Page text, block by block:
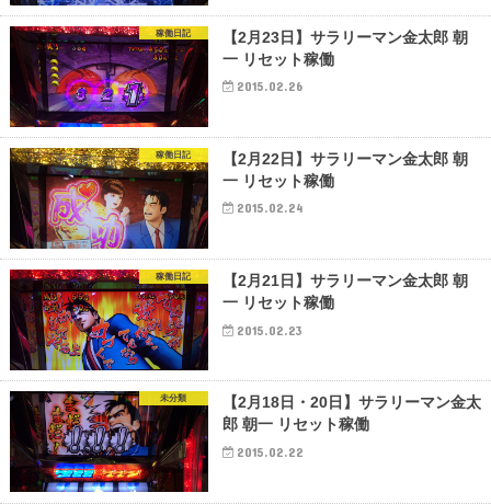
稼働日記
【2月23日】サラリーマン金太郎 朝
一 リセット稼働
2015.02.26
稼働日記
【2月22日】サラリーマン金太郎 朝
一 リセット稼働
2015.02.24
稼働日記
【2月21日】サラリーマン金太郎 朝
一 リセット稼働
2015.02.23
未分類
【2月18日・20日】サラリーマン金太
郎 朝一 リセット稼働
2015.02.22